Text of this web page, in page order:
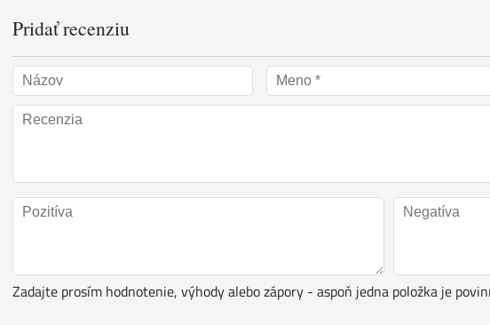
Pridať recenziu
Zadajte prosím hodnotenie, výhody alebo zápory - aspoň jedna položka je